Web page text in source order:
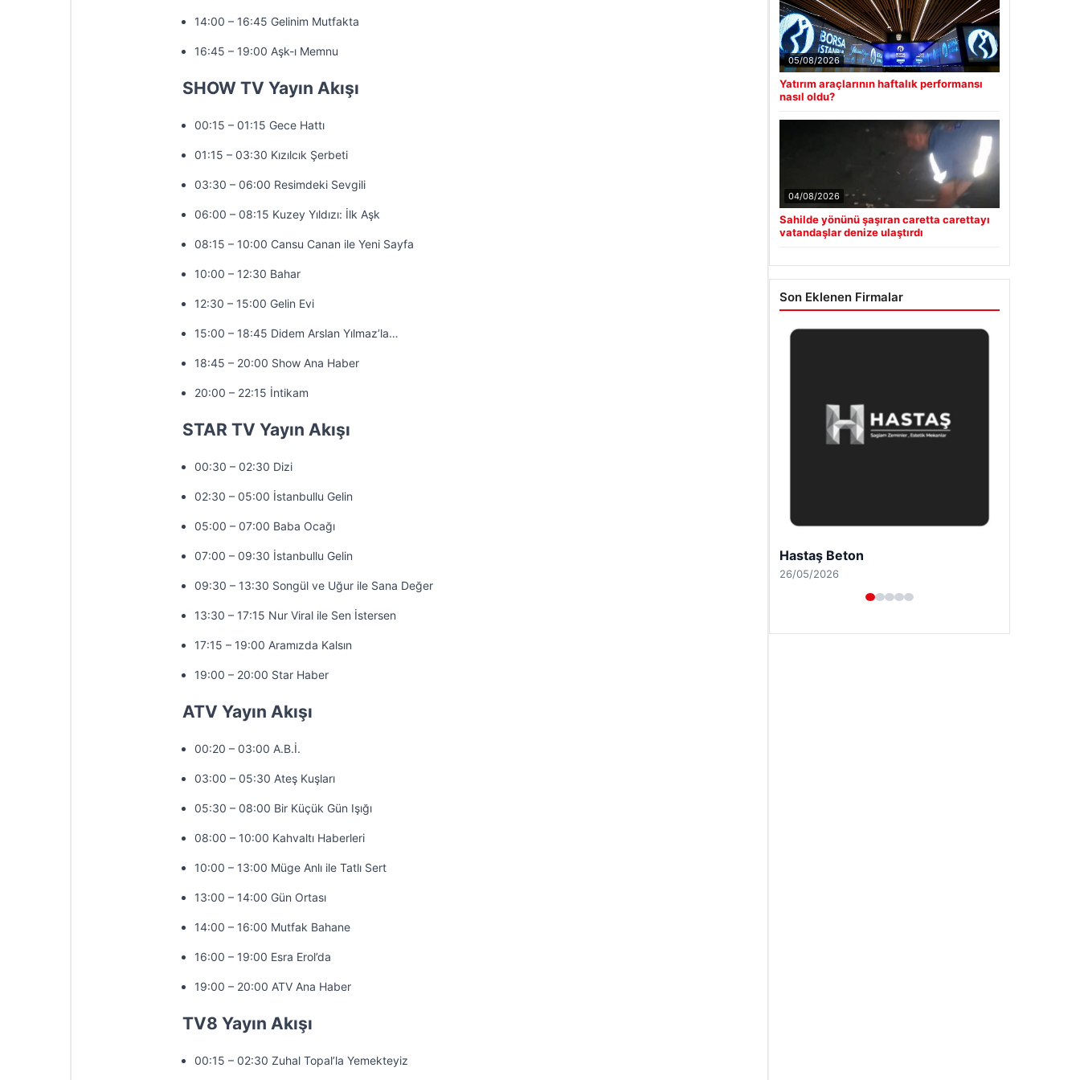
14:00 – 16:45 Gelinim Mutfakta
16:45 – 19:00 Aşk-ı Memnu
SHOW TV Yayın Akışı
00:15 – 01:15 Gece Hattı
01:15 – 03:30 Kızılcık Şerbeti
03:30 – 06:00 Resimdeki Sevgili
06:00 – 08:15 Kuzey Yıldızı: İlk Aşk
08:15 – 10:00 Cansu Canan ile Yeni Sayfa
10:00 – 12:30 Bahar
12:30 – 15:00 Gelin Evi
15:00 – 18:45 Didem Arslan Yılmaz’la…
18:45 – 20:00 Show Ana Haber
20:00 – 22:15 İntikam
STAR TV Yayın Akışı
00:30 – 02:30 Dizi
02:30 – 05:00 İstanbullu Gelin
05:00 – 07:00 Baba Ocağı
07:00 – 09:30 İstanbullu Gelin
09:30 – 13:30 Songül ve Uğur ile Sana Değer
13:30 – 17:15 Nur Viral ile Sen İstersen
17:15 – 19:00 Aramızda Kalsın
19:00 – 20:00 Star Haber
ATV Yayın Akışı
00:20 – 03:00 A.B.İ.
03:00 – 05:30 Ateş Kuşları
05:30 – 08:00 Bir Küçük Gün Işığı
08:00 – 10:00 Kahvaltı Haberleri
10:00 – 13:00 Müge Anlı ile Tatlı Sert
13:00 – 14:00 Gün Ortası
14:00 – 16:00 Mutfak Bahane
16:00 – 19:00 Esra Erol’da
19:00 – 20:00 ATV Ana Haber
TV8 Yayın Akışı
00:15 – 02:30 Zuhal Topal’la Yemekteyiz
05/08/2026
Yatırım araçlarının haftalık performansı
nasıl oldu?
04/08/2026
Sahilde yönünü şaşıran caretta carettayı
vatandaşlar denize ulaştırdı
Son Eklenen Firmalar
Prenses Night Club
29/04/2026